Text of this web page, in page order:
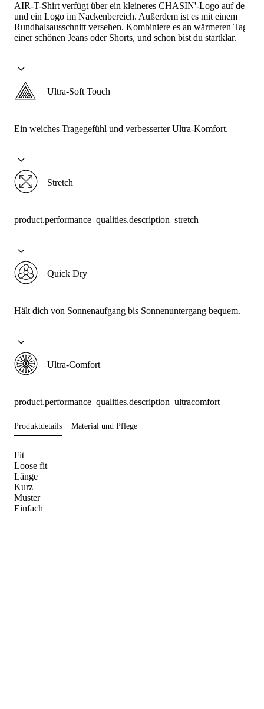
AIR-T-Shirt verfügt über ein kleineres CHASIN'-Logo auf der
und ein Logo im Nackenbereich. Außerdem ist es mit einem
Rundhalsausschnitt versehen. Kombiniere es an wärmeren Tagen
einer schönen Jeans oder Shorts, und schon bist du startklar.
Ultra-Soft Touch
Ein weiches Tragegefühl und verbesserter Ultra-Komfort.
Stretch
product.performance_qualities.description_stretch
Quick Dry
Hält dich von Sonnenaufgang bis Sonnenuntergang bequem.
Ultra-Comfort
product.performance_qualities.description_ultracomfort
Produktdetails Material und Pflege
Fit
Loose fit
Länge
Kurz
Muster
Einfach